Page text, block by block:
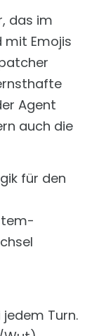
das im
mit Emojis
Agent
auch die
für den
Turn.